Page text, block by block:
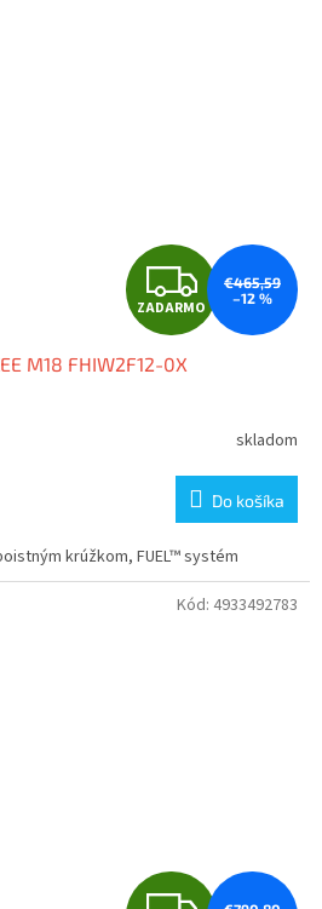
Z
A
R
M
O
ZADARMO
€465,59
–12 %
M18 FHIW2F12-0X
skladom
Do košíka
krúžkom, FUEL™ systém
Kód: 4933492783